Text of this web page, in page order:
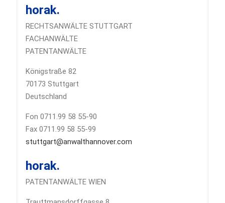
horak.
RECHTSANWÄLTE STUTTGART
FACHANWÄLTE
PATENTANWÄLTE
Königstraße 82
70173 Stuttgart
Deutschland
Fon 0711.99 58 55-90
Fax 0711.99 58 55-99
stuttgart@anwalthannover.com
horak.
PATENTANWÄLTE WIEN